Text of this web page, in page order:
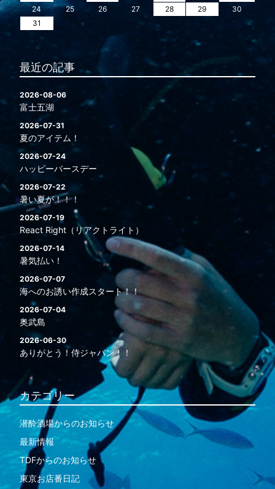
24
25 26 27 28 29
30
31
最近の記事
2026-08-06
富士五湖
2026-07-31
夏のアイテム！
2026-07-24
ハッピーバースデー
2026-07-22
暑い夏が！！！
2026-07-19
React Right（リアクトライト）
2026-07-14
暑気払い！
2026-07-07
海へのお誘い作成スタート！！
2026-07-04
奥武島
2026-06-30
ありがとう！侍ジャパン！！
カテゴリー
潜酔酒場からのお知らせ
最新情報
TDFからのお知らせ
東京お店番日記